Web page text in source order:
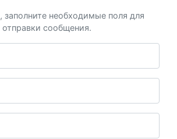
заполните необходимые поля для
отправки сообщения.